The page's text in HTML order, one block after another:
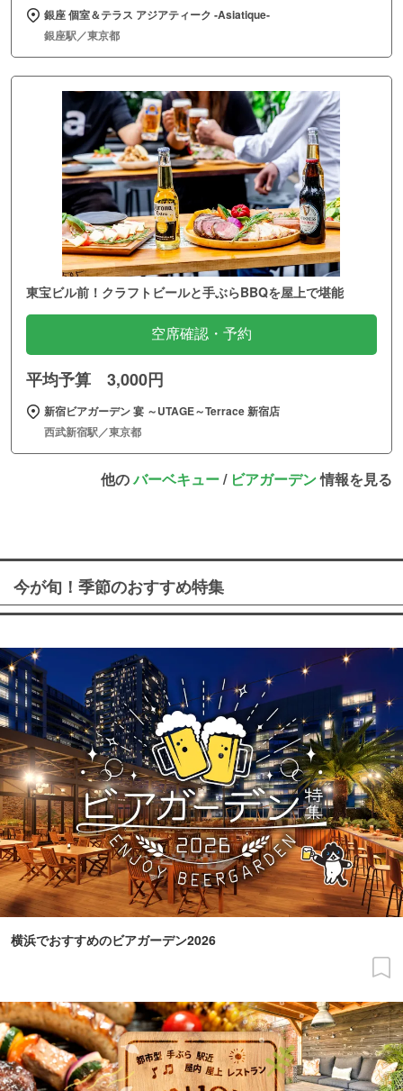
銀座 個室＆テラス アジアティーク ‐Asiatique‐
銀座駅／東京都
東宝ビル前！クラフトビールと手ぶらBBQを屋上で堪能
空席確認・予約
平均予算 3,000円
新宿ビアガーデン 宴 ～UTAGE～Terrace 新宿店
西武新宿駅／東京都
他のバーベキュー/ ビアガーデン情報を見る
今が旬！季節のおすすめ特集
横浜でおすすめのビアガーデン2026